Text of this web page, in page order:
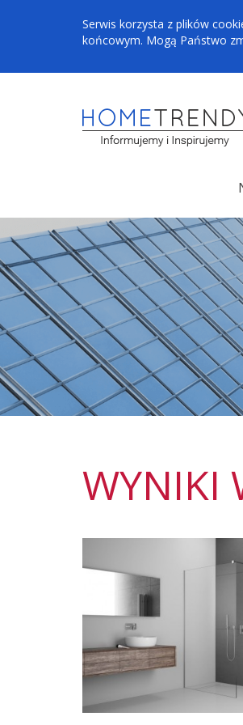
Serwis korzysta z plików
końcowym. Mogą Państwo
WYNIKI